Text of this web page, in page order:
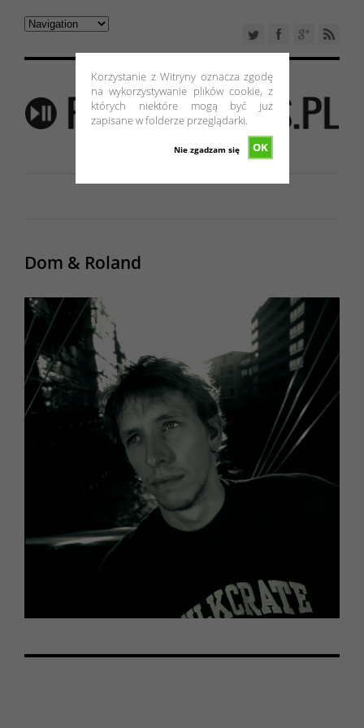
Korzystanie z Witryny oznacza zgodę
na wykorzystywanie plików cookie, z
których niektóre mogą być już
zapisane w folderze przeglądarki.
OK
Nie zgadzam się
Dom & Roland